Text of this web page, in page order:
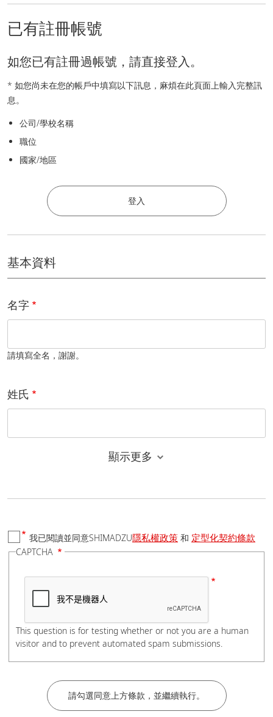
已有註冊帳號
如您已有註冊過帳號，請直接登入。
* 如您尚未在您的帳戶中填寫以下訊息，麻煩在此頁面上輸入完整訊
息。
公司/學校名稱
職位
國家/地區
登入
基本資料
名字
請填寫全名，謝謝。
姓氏
國家/地區
電話號碼
公司/學校名稱
顯示更多
我已閱讀並同意SHIMADZU隱私權政策 和 定型化契約條款
CAPTCHA
This question is for testing whether or not you are a human
visitor and to prevent automated spam submissions.